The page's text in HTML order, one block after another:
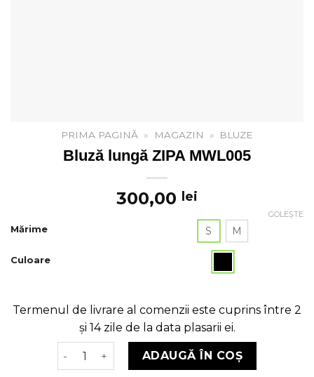
PRIMA PAGINĂ » MAGAZIN » BLUZE
Bluză lungă ZIPA MWL005
300,00 lei
Mărime S M
Culoare
GOLEȘTE
Termenul de livrare al comenzii este cuprins între 2
și 14 zile de la data plasarii ei.
Cantitate Bluză lungă ZIPA MWL005
ADAUGĂ ÎN COȘ